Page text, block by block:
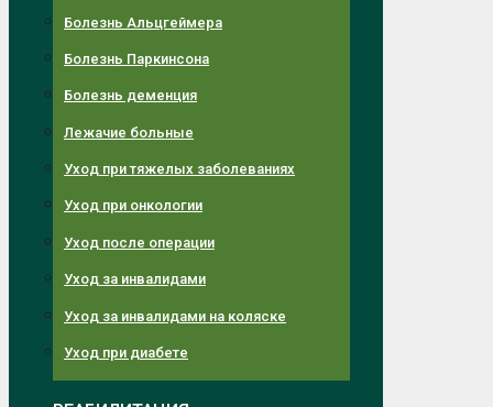
Болезнь Альцгеймера
Болезнь Паркинсона
Болезнь деменция
Лежачие больные
Уход при тяжелых заболеваниях
Уход при онкологии
Уход после операции
Уход за инвалидами
Уход за инвалидами на коляске
Уход при диабете